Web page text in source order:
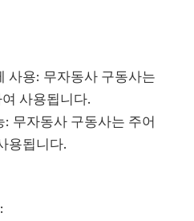
사용: 무자동사 구동사는
사용됩니다.
무자동사 구동사는 주어
용됩니다.